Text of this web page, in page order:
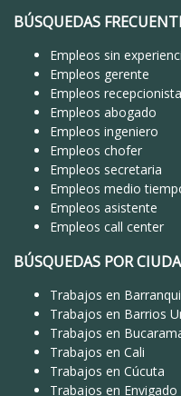
BÚSQUEDAS
Empleos sin
Empleos gerente
Empleos recepcionista
Empleos abogado
Empleos ingeniero
Empleos chofer
Empleos secretaria
Empleos medio
Empleos asistente
Empleos call center
BÚSQUEDAS POR
Trabajos en
Trabajos en Barrios
Trabajos en
Trabajos en Cali
Trabajos en Cúcuta
Trabajos en Envigado